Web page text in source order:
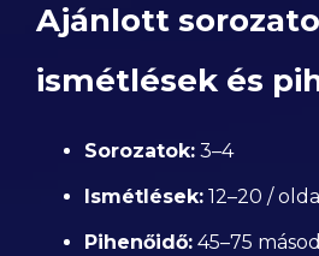
Ajánlott
ismétlések és
Sorozatok: 3–4
Ismétlések: 12–20 / oldal
Pihenőidő: 45–75